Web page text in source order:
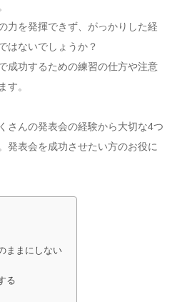
力を発揮できず、がっかりした経
はないでしょうか？
成功するための練習の仕方や注意
す。
さんの発表会の経験から大切な4つ
発表会を成功させたい方のお役に
ままにしない
る